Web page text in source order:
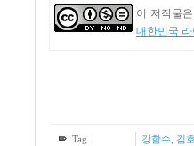
이 저작물은
대한민국
Tag 강함수, 김호